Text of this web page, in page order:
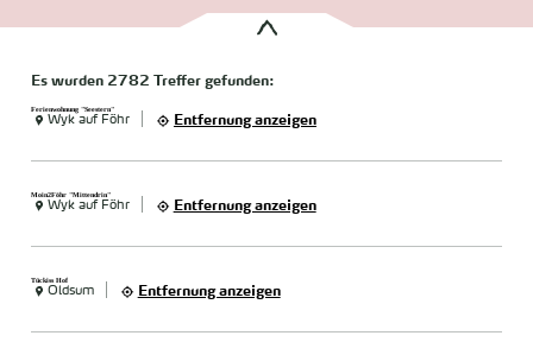
Es wurden 2782 Treffergefunden:
Ferienwohnung "Seestern"
Wyk auf Föhr Entfernung anzeigen
Moin2Föhr "Mittendrin"
Wyk auf Föhr Entfernung anzeigen
Tückiss Hof
Oldsum Entfernung anzeigen